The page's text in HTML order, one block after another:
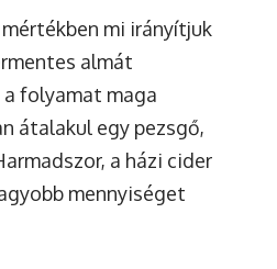
mi irányítjuk
almát
folyamat maga
átalakul egy pezsgő,
a házi cider
mennyiséget